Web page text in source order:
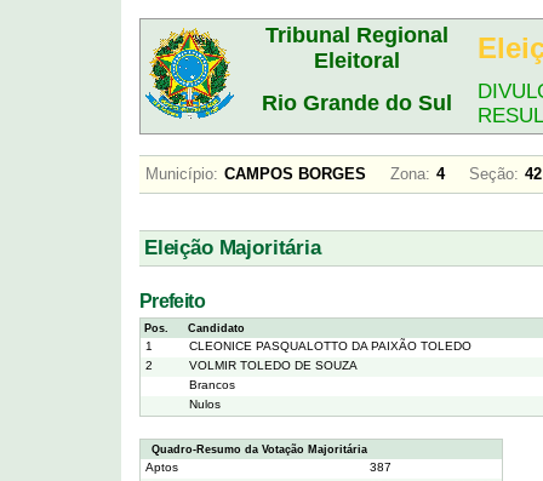
Tribunal Regional
Eleitoral
Rio Grande do Sul
Município: CAMPOS BORGES Zona: 4 Seção:
Eleição Majoritária
Prefeito
Pos. Candidato
1
CLEONICE PASQUALOTTO DA PAIXÃO TOLEDO
2
VOLMIR TOLEDO DE SOUZA
Brancos
Nulos
Quadro-Resumo da Votação Majoritária
Aptos
387